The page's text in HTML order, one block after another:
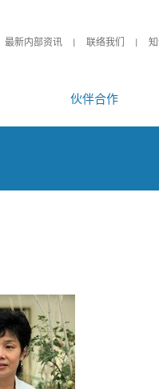
最新内部资讯 联络我们
伙伴合作